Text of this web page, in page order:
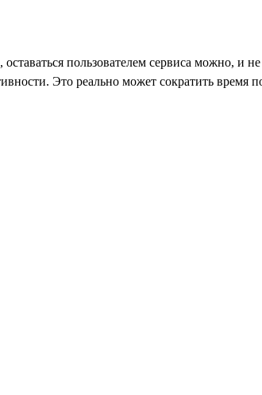
пользователем сервиса можно, и
Это реально может сократить время